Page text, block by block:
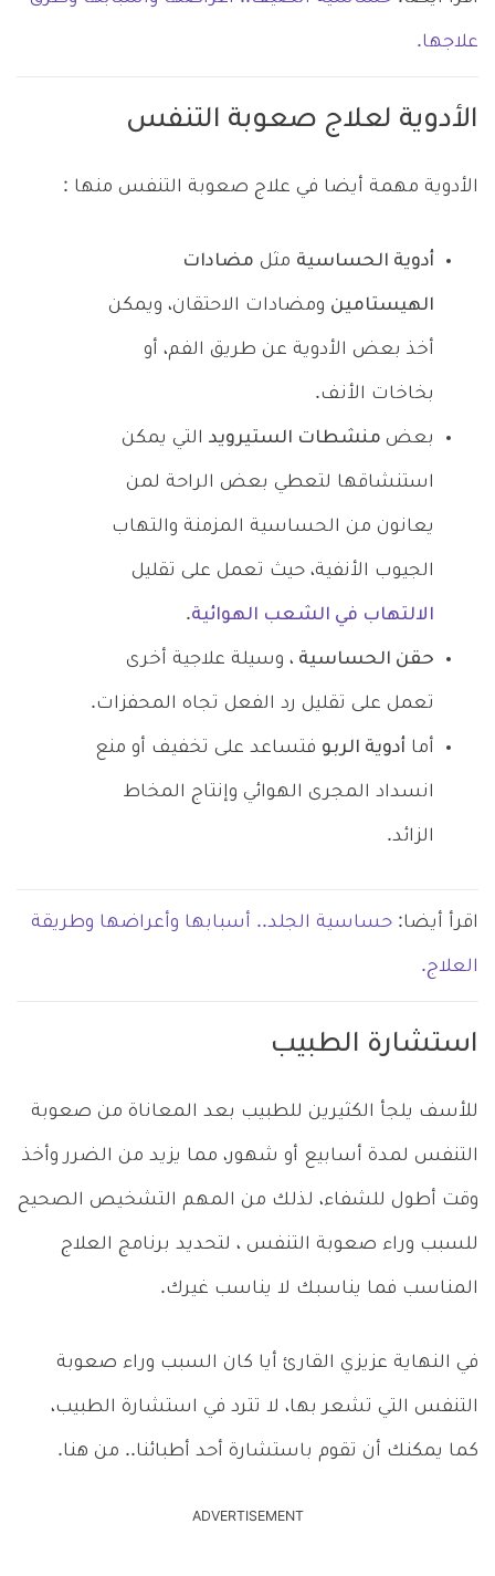
علاجها.
الأدوية لعلاج صعوبة التنفس
الأدوية مهمة أيضا في علاج صعوبة التنفس منها :
أدوية الحساسية مثل مضادات
الهيستامين ومضادات الاحتقان، ويمكن
أخذ بعض الأدوية عن طريق الفم، أو
بخاخات الأنف.
بعض منشطات الستيرويد التي يمكن
استنشاقها لتعطي بعض الراحة لمن
يعانون من الحساسية المزمنة والتهاب
الجيوب الأنفية، حيث تعمل على تقليل
الالتهاب في الشعب الهوائية.
حقن الحساسية ، وسيلة علاجية أخرى
تعمل على تقليل رد الفعل تجاه المحفزات.
أما أدوية الربو فتساعد على تخفيف أو منع
انسداد المجرى الهوائي وإنتاج المخاط
الزائد.
اقرأ أيضا: حساسية الجلد.. أسبابها وأعراضها وطريقة
العلاج.
استشارة الطبيب
للأسف يلجأ الكثيرين للطبيب بعد المعاناة من صعوبة
التنفس لمدة أسابيع أو شهور، مما يزيد من الضرر وأخذ
وقت أطول للشفاء، لذلك من المهم التشخيص الصحيح
للسبب وراء صعوبة التنفس ، لتحديد برنامج العلاج
المناسب فما يناسبك لا يناسب غيرك.
في النهاية عزيزي القارئ أيا كان السبب وراء صعوبة
التنفس التي تشعر بها، لا تترد في استشارة الطبيب،
كما يمكنك أن تقوم باستشارة أحد أطبائنا.. من هنا.
ADVERTISEMENT